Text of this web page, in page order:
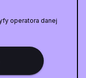
operatora danej